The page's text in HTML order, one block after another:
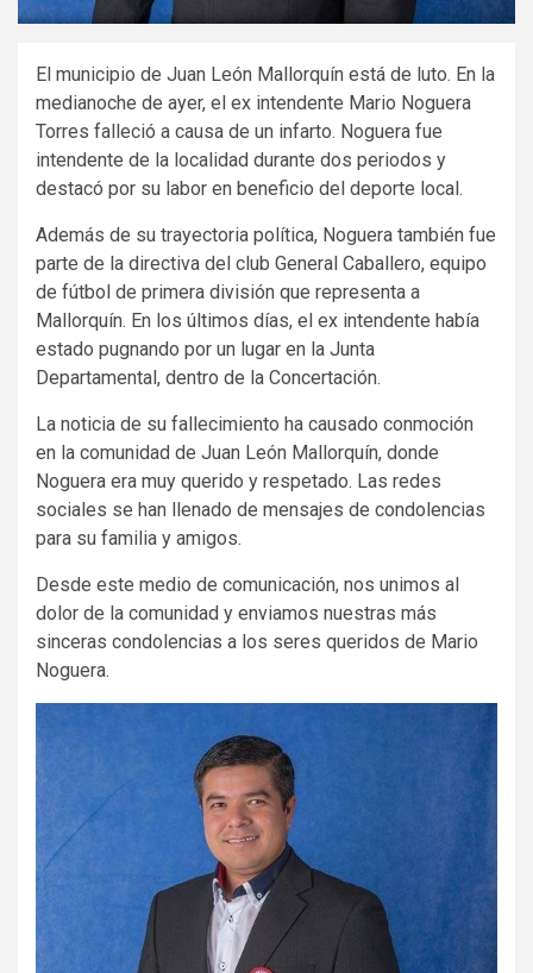
El municipio de Juan León Mallorquín está de luto. En la
medianoche de ayer, el ex intendente Mario Noguera
Torres falleció a causa de un infarto. Noguera fue
intendente de la localidad durante dos periodos y
destacó por su labor en beneficio del deporte local.
Además de su trayectoria política, Noguera también fue
parte de la directiva del club General Caballero, equipo
de fútbol de primera división que representa a
Mallorquín. En los últimos días, el ex intendente había
estado pugnando por un lugar en la Junta
Departamental, dentro de la Concertación.
La noticia de su fallecimiento ha causado conmoción
en la comunidad de Juan León Mallorquín, donde
Noguera era muy querido y respetado. Las redes
sociales se han llenado de mensajes de condolencias
para su familia y amigos.
Desde este medio de comunicación, nos unimos al
dolor de la comunidad y enviamos nuestras más
sinceras condolencias a los seres queridos de Mario
Noguera.